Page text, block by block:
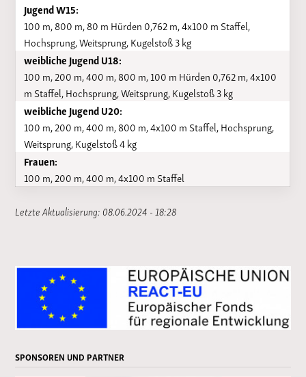
Jugend W15:
100 m, 800 m, 80 m Hürden 0,762 m, 4x100 m Staffel,
Hochsprung, Weitsprung, Kugelstoß 3 kg
weibliche Jugend U18:
100 m, 200 m, 400 m, 800 m, 100 m Hürden 0,762 m, 4x100
m Staffel, Hochsprung, Weitsprung, Kugelstoß 3 kg
weibliche Jugend U20:
100 m, 200 m, 400 m, 800 m, 4x100 m Staffel, Hochsprung,
Weitsprung, Kugelstoß 4 kg
Frauen:
100 m, 200 m, 400 m, 4x100 m Staffel
Letzte Aktualisierung: 08.06.2024 - 18:28
SPONSOREN UND PARTNER